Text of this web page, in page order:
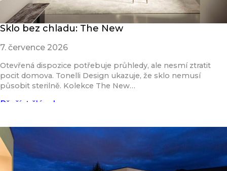
Sklo bez chladu: The New
7. července 2026
Otevřená dispozice potřebuje průhledy, ale nesmí ztratit
pocit domova. Tonelli Design ukazuje, že sklo nemusí
působit sterilně. Kolekce The New…
Přečíst článek